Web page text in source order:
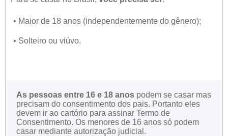
• Maior de 18 anos (independentemente do gênero);
• Solteiro ou viúvo.
As pessoas entre 16 e 18 anos podem se casar mas
precisam do consentimento dos pais. Portanto eles
devem ir ao cartório para assinar Termo de
Consentimento. Os menores de 16 anos só podem
casar mediante autorização judicial.